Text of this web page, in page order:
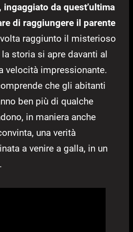
ingaggiato da quest’ultima
di raggiungere il parente
raggiunto il misterioso
storia si apre davanti al
velocità impressionante.
che gli abitanti
ben più di qualche
in maniera anche
una verità
a venire a galla, in un